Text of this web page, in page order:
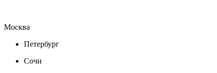
Москва
Петербург
Сочи